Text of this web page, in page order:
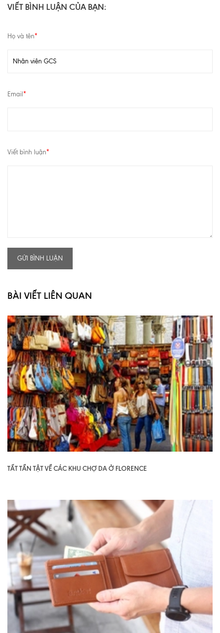
VIẾT BÌNH LUẬN CỦA BẠN:
Họ và tên*
Email *
Viết bình luận*
GỬI BÌNH LUẬN
BÀI VIẾT LIÊN QUAN
TẤT TẦN TẬT VỀ CÁC KHU CHỢ DA Ở FLORENCE